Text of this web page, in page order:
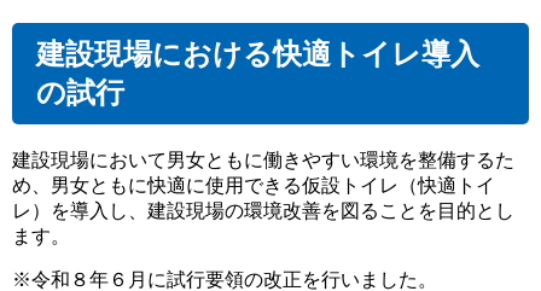
建設現場における快適トイレ導入
の試行
建設現場において男女ともに働きやすい環境を整備するた
め、男女ともに快適に使用できる仮設トイレ（快適トイ
レ）を導入し、建設現場の環境改善を図ることを目的とし
ます。
※令和８年６月に試行要領の改正を行いました。